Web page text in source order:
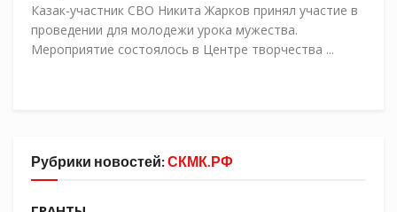
Казак-участник СВО Никита Жарков принял участие в
проведении для молодежи урока мужества.
Мероприятие состоялось в Центре творчества ...
Рубрики новостей:СКМК.РФ